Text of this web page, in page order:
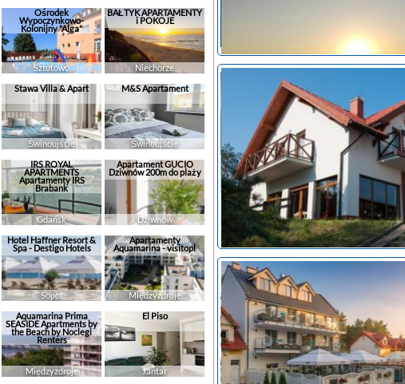
noclegi Sztutowo
Ośrodek
Wypoczynkowo-
Kolonijny "Alga"
Sztutowo
BAŁTYK APARTAMENTY
i POKOJE
Niechorze
Stawa Villa & Apart
Świnoujście
M&S Apartament
Świnoujście
IRS ROYAL
APARTMENTS
Apartamenty IRS
Brabank
Gdańsk
Apartament GUCIO
Dziwnów 200m do plaży
Dziwnów
Hotel Haffner Resort &
Spa - Destigo Hotels
Sopot
Apartamenty
Aquamarina - visitopl
Międzyzdroje
Aquamarina Prima
SEASIDE Apartments by
the Beach by Noclegi
Renters
Międzyzdroje
El Piso
Jantar